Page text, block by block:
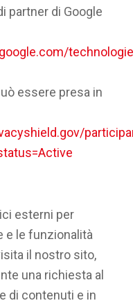
partner di Google
essere presa in
esterni per
e le funzionalità
il nostro sito,
una richiesta al
di contenuti e in